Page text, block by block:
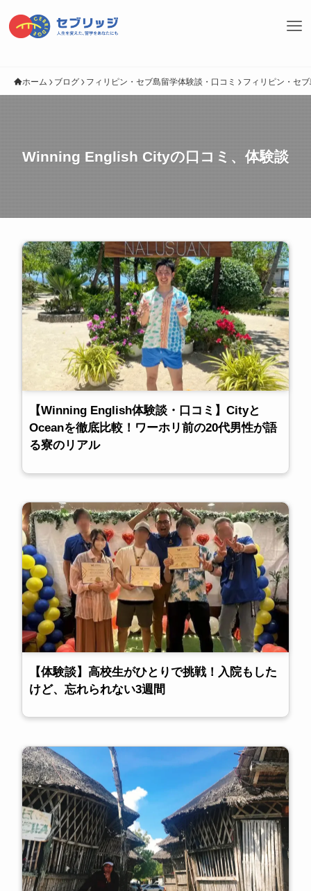
ホーム ブログ フィリピン・セブ島留学体験談・口コミ フィリピン・セ
Winning English Cityの口コミ、体験談
【Winning English体験談・口コミ】Cityと
Oceanを徹底比較！ワーホリ前の20代男性が語
る寮のリアル
【体験談】高校生がひとりで挑戦！入院もした
けど、忘れられない3週間